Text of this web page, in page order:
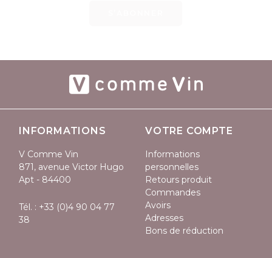
INFORMATIONS
V Comme Vin
871, avenue Victor Hugo
Apt - 84400
Tél. : +33 (0)4 90 04 77
38
VOTRE COMPTE
Informations
personnelles
Retours produit
Commandes
Avoirs
Adresses
Bons de réduction